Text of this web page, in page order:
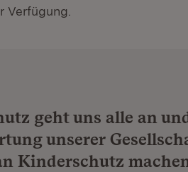
Verfügung.
geht uns alle an
unserer
Kinderschutz